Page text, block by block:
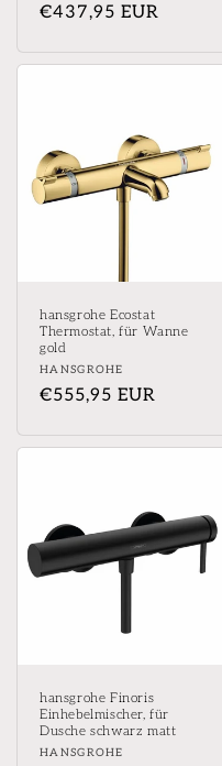
Normaler
€437,95 EUR
hansgrohe Ecostat
Thermostat, für Wanne
gold
Anbieter:
HANSGROHE
Normaler
€555,95 EUR
hansgrohe Finoris
Einhebelmischer, für
Dusche schwarz matt
Anbieter:
HANSGROHE